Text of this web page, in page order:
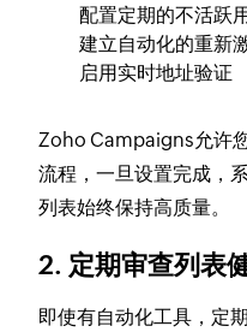
配置定期的不活跃
建立自动化的重新
启用实时地址验证
Zoho Campaigns允许
流程，一旦设置完成，
列表始终保持高质量。
2. 定期审查列表
即使有自动化工具，定